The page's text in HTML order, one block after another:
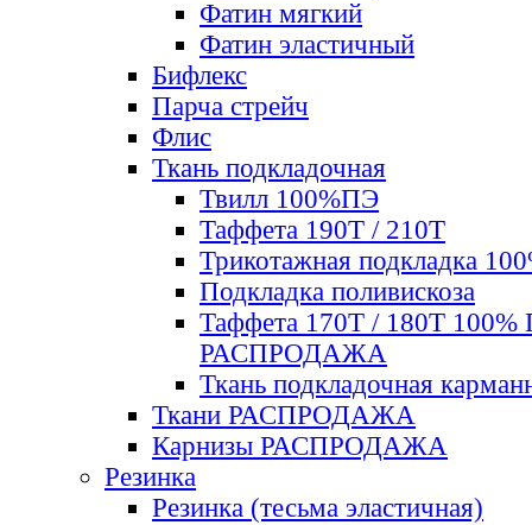
Фатин мягкий
Фатин элаcтичный
Бифлекс
Парча стрейч
Флис
Ткань подкладочная
Твилл 100%ПЭ
Таффета 190Т / 210Т
Трикотажная подкладка
Подкладка поливискоза
Таффета 170Т / 180Т 100%
РАСПРОДАЖА
Ткань подкладочная
Ткани РАСПРОДАЖА
Карнизы РАСПРОДАЖА
Резинка
Резинка (тесьма эластичная)